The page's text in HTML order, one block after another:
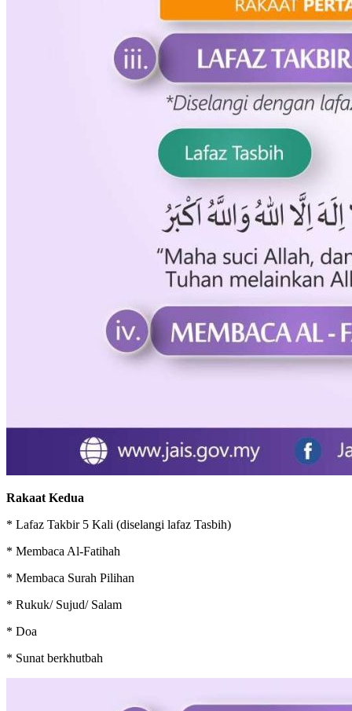
Rakaat Kedua
* Lafaz Takbir 5 Kali (diselangi lafaz Tasbih)
* Membaca Al-Fatihah
* Membaca Surah Pilihan
* Rukuk/ Sujud/ Salam
* Doa
* Sunat berkhutbah